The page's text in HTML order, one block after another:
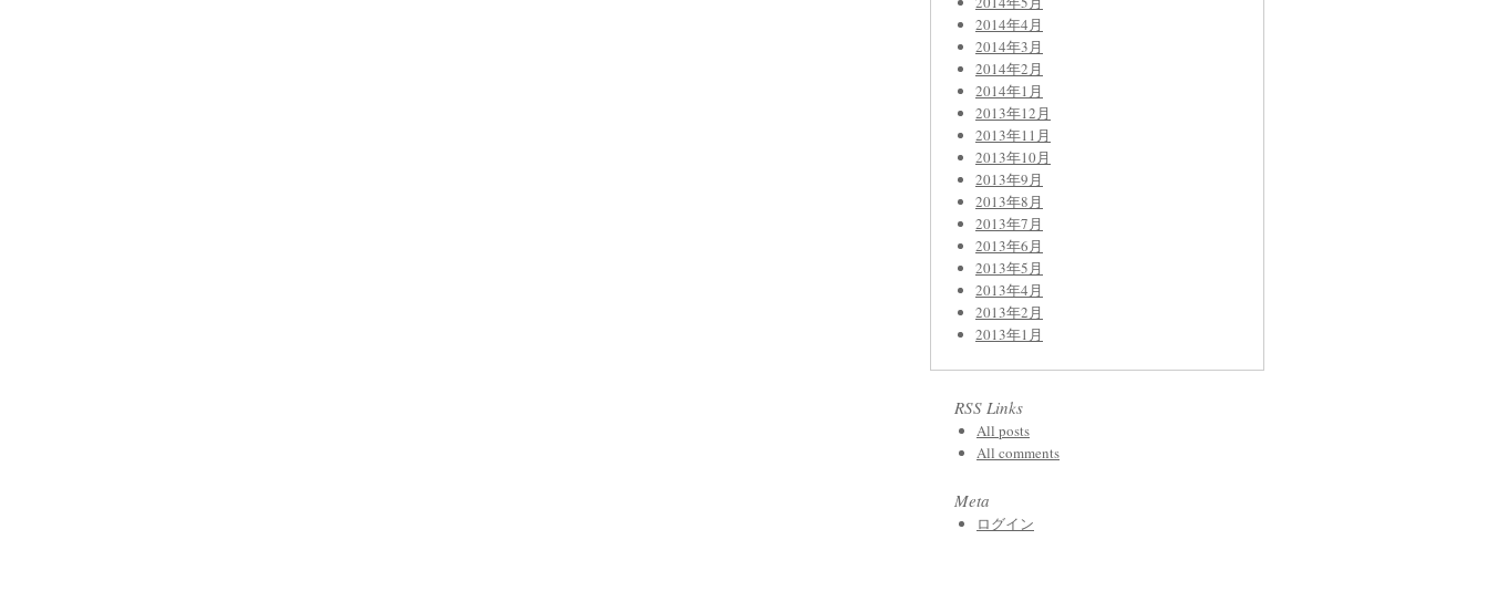
2014年4月
2014年3月
2014年2月
2014年1月
2013年12月
2013年11月
2013年10月
2013年9月
2013年8月
2013年7月
2013年6月
2013年5月
2013年4月
2013年2月
2013年1月
RSS Links
All posts
All comments
Meta
ログイン